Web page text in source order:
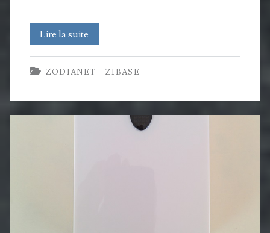
Lire la suite
pour
Zibase
se
ZODIANET - ZIBASE